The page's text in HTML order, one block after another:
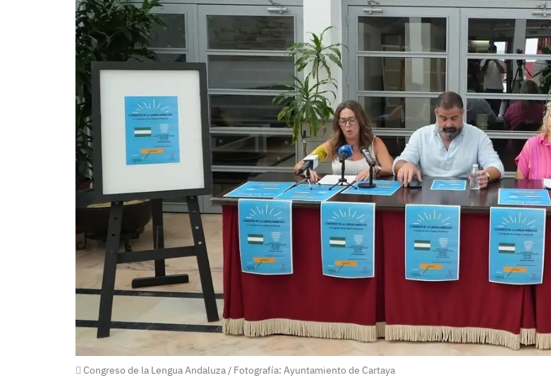
Congreso de la Lengua Andaluza / Fotografía: Ayuntamiento de Cartaya